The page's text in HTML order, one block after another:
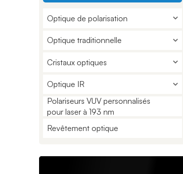
Optique de polarisation
Optique traditionnelle
Cristaux optiques
Optique IR
Polariseurs VUV personnalisés
pour laser à 193 nm
Revêtement optique